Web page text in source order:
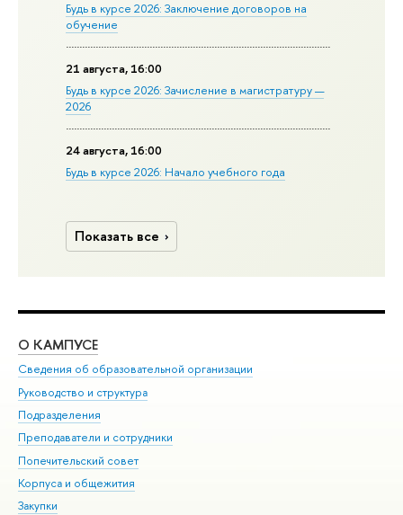
Будь в курсе 2026: Заключение договоров на
обучение
21 августа, 16:00
Будь в курсе 2026: Зачисление в магистратуру —
2026
24 августа, 16:00
Будь в курсе 2026: Начало учебного года
Показать все
О КАМПУСЕ
Сведения об образовательной организации
Руководство и структура
Подразделения
Преподаватели и сотрудники
Попечительский совет
Корпуса и общежития
Закупки